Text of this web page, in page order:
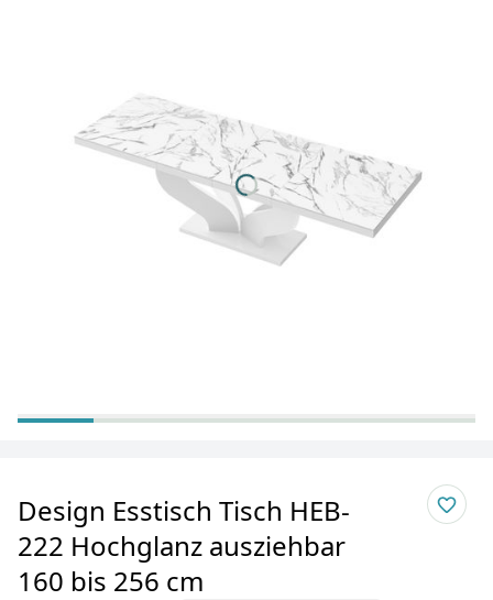
Design Esstisch Tisch HEB-
222 Hochglanz ausziehbar
160 bis 256 cm